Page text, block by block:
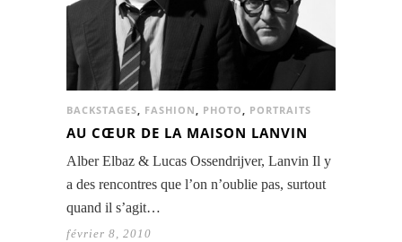
BACKSTAGES, FASHION, PHOTO, PORTRAITS
AU CŒUR DE LA MAISON LANVIN
Alber Elbaz & Lucas Ossendrijver, Lanvin Il y
a des rencontres que l’on n’oublie pas, surtout
quand il s’agit…
février 8, 2010